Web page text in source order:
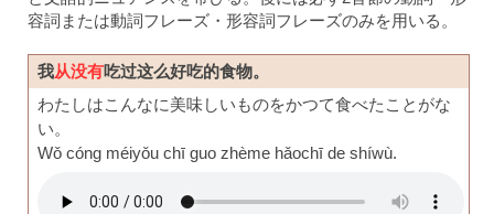
容詞または動詞フレーズ・形容詞フレーズのみを用いる。
我从没有吃过这么好吃的食物。
わたしはこんなに美味しいものをかつて食べたことがな
い。
Wǒ cóng méiyǒu chī guo zhème hǎochī de shíwù.